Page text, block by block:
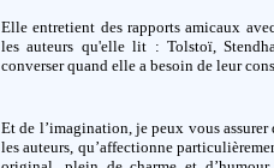
Elle entretient des rapports amicaux
les auteurs qu'elle lit : Tolstoï,
converser quand elle a besoin de leur
Et de l’imagination, je peux vous
les auteurs, qu’affectionne